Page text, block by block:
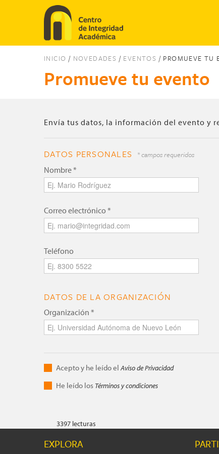
Pasar al contenido principal
INICIO / NOVEDADES / EVENTOS / PROMUEVE TU
Promueve tu evento
Envía tus datos, la información del evento y
DATOS PERSONALES
* campos requeridos
Nombre*
Correo electrónico *
Teléfono
DATOS DE LA ORGANIZACIÓN
Organización *
Privacidad*
Acepto y he leído elAviso de Privacidad
*
He leído los Términos y condiciones
3397 lecturas
EXPLORA